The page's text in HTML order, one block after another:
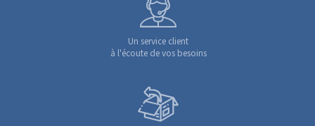
Un service client
à l'écoute de vos besoins